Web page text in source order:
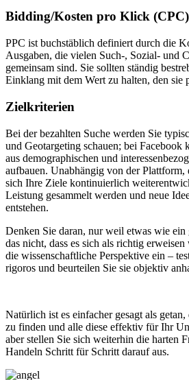
Bidding/Kosten pro Klick (CPC)
PPC ist buchstäblich definiert durch die
Ausgaben, die vielen Such-, Sozial- und
gemeinsam sind. Sie sollten ständig
Einklang mit dem Wert zu halten, den sie
Zielkriterien
Bei der bezahlten Suche werden Sie
und Geotargeting schauen; bei Facebook
aus demographischen und
aufbauen. Unabhängig von der Plattform,
sich Ihre Ziele kontinuierlich
Leistung gesammelt werden und neue
entstehen.
Denken Sie daran, nur weil etwas wie
das nicht, dass es sich als richtig
die wissenschaftliche Perspektive ein –
rigoros und beurteilen Sie sie objektiv
Natürlich ist es einfacher gesagt als
zu finden und alle diese effektiv für Ihr
aber stellen Sie sich weiterhin die harten
Handeln Schritt für Schritt darauf aus.